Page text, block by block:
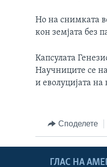
Но на снимката
кон земјата без
Капсулата
Научниците се
и еволуцијата
Споделете
ГЛАС НА